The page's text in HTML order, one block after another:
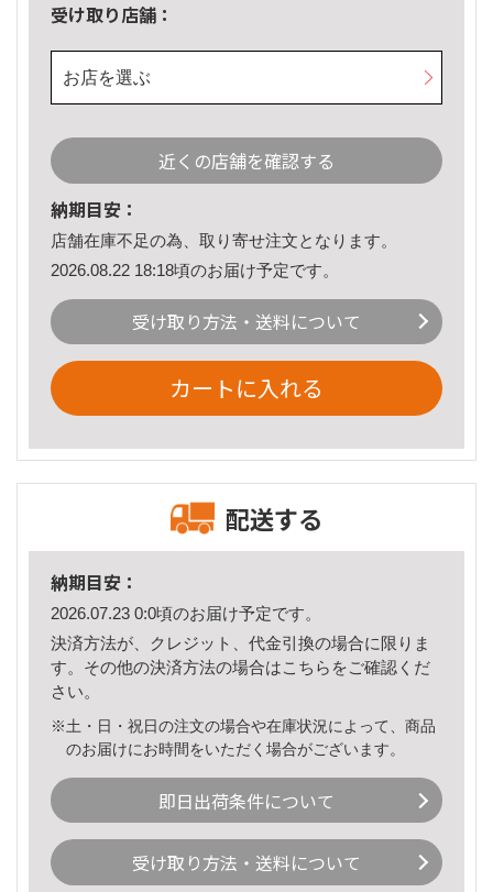
受け取り店舗：
お店を選ぶ
近くの店舗を確認する
納期目安：
店舗在庫不足の為、取り寄せ注文となります。
2026.08.22 18:18頃のお届け予定です。
受け取り方法・送料について
カートに入れる
配送する
納期目安：
2026.07.23 0:0頃のお届け予定です。
決済方法が、クレジット、代金引換の場合に限りま
す。その他の決済方法の場合はこちら をご確認くだ
さい。
※土・日・祝日の注文の場合や在庫状況によって、商品
のお届けにお時間をいただく場合がございます。
即日出荷条件について
受け取り方法・送料について